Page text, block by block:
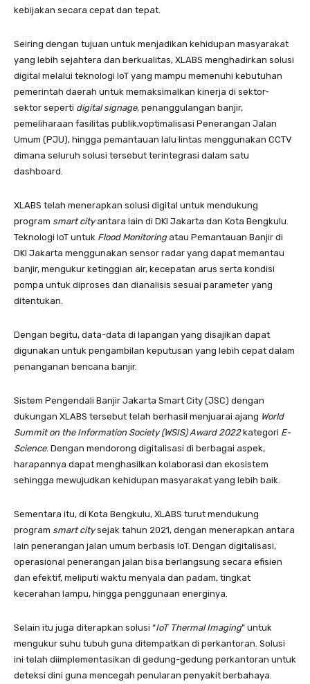
kebijakan secara cepat dan tepat.
Seiring dengan tujuan untuk menjadikan kehidupan masyarakat
yang lebih sejahtera dan berkualitas, XLABS menghadirkan solusi
digital melalui teknologi IoT yang mampu memenuhi kebutuhan
pemerintah daerah untuk memaksimalkan kinerja di sektor-
sektor seperti digital signage, penanggulangan banjir,
pemeliharaan fasilitas publik,voptimalisasi Penerangan Jalan
Umum (PJU), hingga pemantauan lalu lintas menggunakan CCTV
dimana seluruh solusi tersebut terintegrasi dalam satu
dashboard.
XLABS telah menerapkan solusi digital untuk mendukung
program smart cityantara lain di DKI Jakarta dan Kota Bengkulu.
Teknologi IoT untuk Flood Monitoringatau Pemantauan Banjir di
DKI Jakarta menggunakan sensor radar yang dapat memantau
banjir, mengukur ketinggian air, kecepatan arus serta kondisi
pompa untuk diproses dan dianalisis sesuai parameter yang
ditentukan.
Dengan begitu, data-data di lapangan yang disajikan dapat
digunakan untuk pengambilan keputusan yang lebih cepat dalam
penanganan bencana banjir.
Sistem Pengendali Banjir Jakarta Smart City (JSC) dengan
dukungan XLABS tersebut telah berhasil menjuarai ajang World
Summit on the Information Society (WSIS) Award 2022kategori E-
Science. Dengan mendorong digitalisasi di berbagai aspek,
harapannya dapat menghasilkan kolaborasi dan ekosistem
sehingga mewujudkan kehidupan masyarakat yang lebih baik.
​Sementara itu, di Kota Bengkulu, XLABS turut mendukung
program smart citysejak tahun 2021, dengan menerapkan antara
lain penerangan jalan umum berbasis IoT. Dengan digitalisasi,
operasional penerangan jalan bisa berlangsung secara efisien
dan efektif, meliputi waktu menyala dan padam, tingkat
kecerahan lampu, hingga penggunaan energinya.
Selain itu juga diterapkan solusi “IoT Thermal Imaging” untuk
mengukur suhu tubuh guna ditempatkan di perkantoran. Solusi
ini telah diimplementasikan di gedung-gedung perkantoran untuk
deteksi dini guna mencegah penularan penyakit berbahaya.